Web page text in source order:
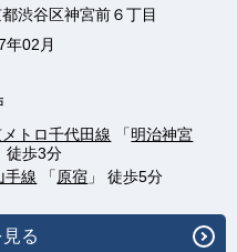
渋谷区神宮前６丁目
年02月
トロ千代田線 「明治神宮
徒歩3分
手線 「 原宿 」 徒歩5分
る